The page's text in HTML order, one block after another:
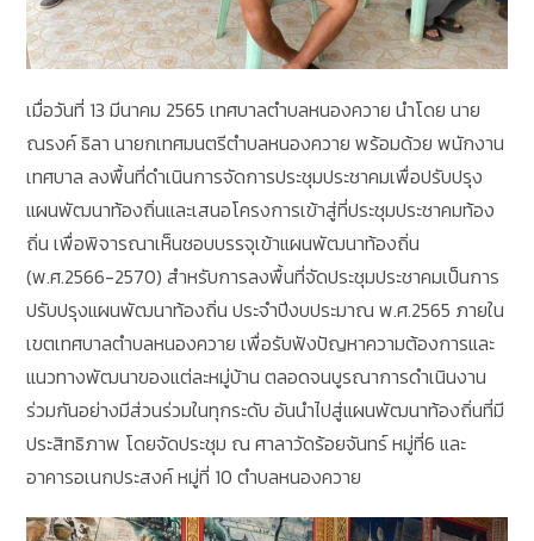
เมื่อวันที่ 13 มีนาคม 2565 เทศบาลตำบลหนองควาย นำโดย นาย
ณรงค์ ธิลา นายกเทศมนตรีตำบลหนองควาย พร้อมด้วย พนักงาน
เทศบาล ลงพื้นที่ดำเนินการจัดการประชุมประชาคมเพื่อปรับปรุง
แผนพัฒนาท้องถิ่นและเสนอโครงการเข้าสู่ที่ประชุมประชาคมท้อง
ถิ่น เพื่อพิจารณาเห็นชอบบรรจุเข้าแผนพัฒนาท้องถิ่น
(พ.ศ.2566-2570) สำหรับการลงพื้นที่จัดประชุมประชาคมเป็นการ
ปรับปรุงแผนพัฒนาท้องถิ่น ประจำปีงบประมาณ พ.ศ.2565 ภายใน
เขตเทศบาลตำบลหนองควาย เพื่อรับฟังปัญหาความต้องการและ
แนวทางพัฒนาของแต่ละหมู่บ้าน ตลอดจนบูรณาการดำเนินงาน
ร่วมกันอย่างมีส่วนร่วมในทุกระดับ อันนำไปสู่แผนพัฒนาท้องถิ่นที่มี
ประสิทธิภาพ โดยจัดประชุม ณ ศาลาวัดร้อยจันทร์ หมู่ที่6 และ
อาคารอเนกประสงค์ หมู่ที่ 10 ตำบลหนองควาย